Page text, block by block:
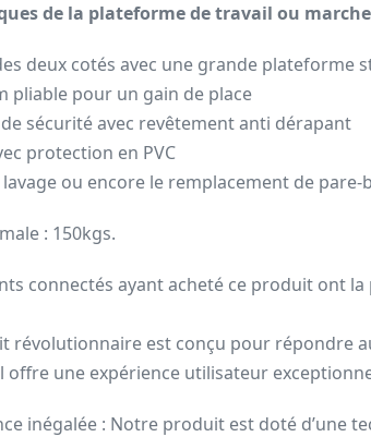
de la plateforme de travail ou
deux cotés avec une grande plateforme
pliable pour un gain de place
sécurité avec revêtement anti dérapant
protection en PVC
ou encore le remplacement de
: 150kgs.
connectés ayant acheté ce produit ont
révolutionnaire est conçu pour répondre
offre une expérience utilisateur
inégalée : Notre produit est doté d’une